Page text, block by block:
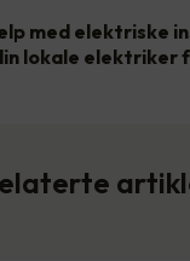
med elektriske
lokale elektriker